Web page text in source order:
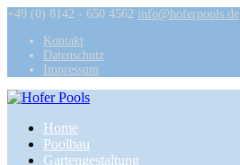
+49 (0) 8142 - 650 4562 info@hoferpools.de
Kontakt
Datenschutz
Impressum
Home
Poolbau
Gartengestaltung